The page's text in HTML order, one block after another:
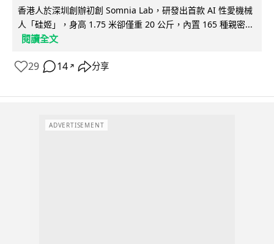
香港人於深圳創辦初創 Somnia Lab，研發出首款 AI 性愛機械
人「硅姬」，身高 1.75 米卻僅重 20 公斤，內置 165 種親密...
閱讀全文
29 14 ↗ 分享
ADVERTISEMENT